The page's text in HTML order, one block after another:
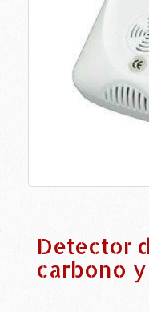
Detector
carbono